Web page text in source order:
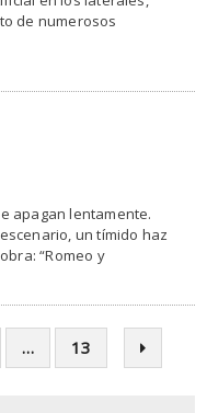
de numerosos
apagan lentamente.
un tímido haz
“Romeo y
… 13